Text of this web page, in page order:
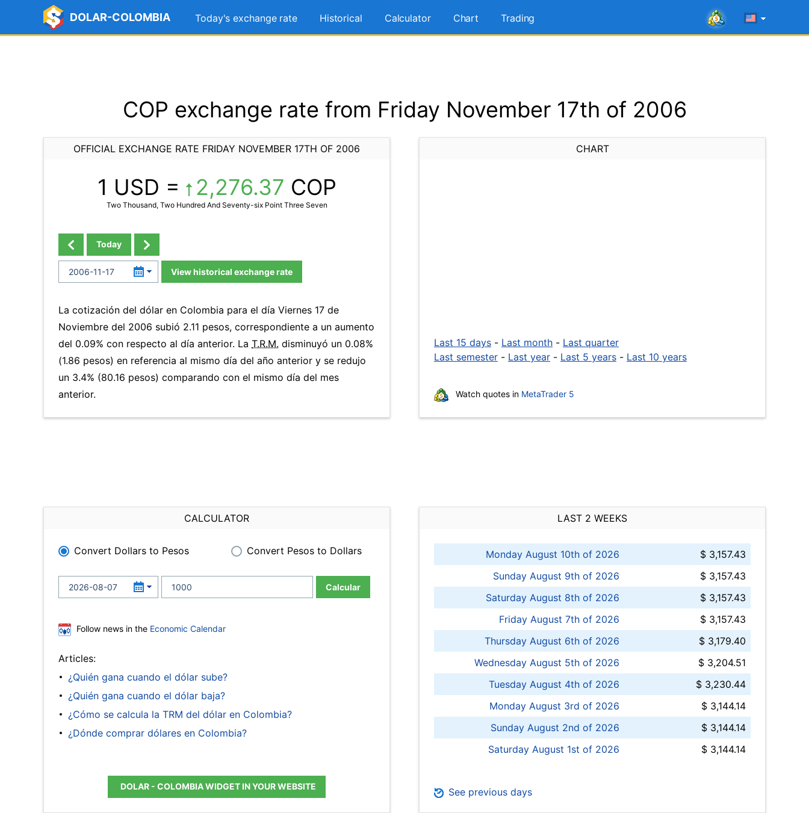
DOLAR-COLOMBIA Today's exchange rate Historical Calculator Chart Trading
COP exchange rate from Friday November 17th of 2006
OFFICIAL EXCHANGE RATE FRIDAY NOVEMBER 17TH OF 2006
1 USD = 2,276.37 COP
Two Thousand, Two Hundred And Seventy-six Point Three Seven
Today
View historical exchange rate
La cotización del dólar en Colombia para el día Viernes 17 de
Noviembre del 2006 subió 2.11 pesos, correspondiente a un aumento
del 0.09% con respecto al día anterior. La T.R.M. disminuyó un 0.08%
(1.86 pesos) en referencia al mismo día del año anterior y se redujo
un 3.4% (80.16 pesos) comparando con el mismo día del mes
anterior.
CHART
Last 15 days - Last month - Last quarter
Last semester - Last year - Last 5 years - Last 10 years
Watch quotes in MetaTrader 5
CALCULATOR
Convert Dollars to Pesos Convert Pesos to Dollars
Calcular
Follow news in the Economic Calendar
Articles:
¿Quién gana cuando el dólar sube?
¿Quién gana cuando el dólar baja?
¿Cómo se calcula la TRM del dólar en Colombia?
¿Dónde comprar dólares en Colombia?
DOLAR - COLOMBIA WIDGET IN YOUR WEBSITE
LAST 2 WEEKS
Monday August 10th of 2026
$ 3,157.43
Sunday August 9th of 2026
$ 3,157.43
Saturday August 8th of 2026
$ 3,157.43
Friday August 7th of 2026
$ 3,157.43
Thursday August 6th of 2026
$ 3,179.40
Wednesday August 5th of 2026
$ 3,204.51
Tuesday August 4th of 2026
$ 3,230.44
Monday August 3rd of 2026
$ 3,144.14
Sunday August 2nd of 2026
$ 3,144.14
Saturday August 1st of 2026
$ 3,144.14
See previous days